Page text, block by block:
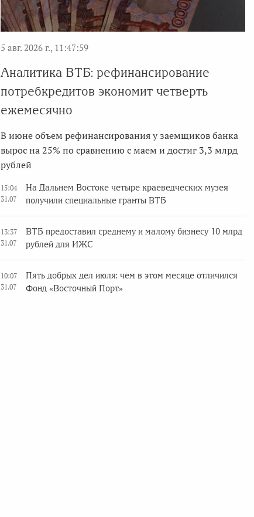
5 авг. 2026 г., 11:47:59
Аналитика ВТБ: рефинансирование
потребкредитов экономит четверть
ежемесячно
В июне объем рефинансирования у заемщиков банка
вырос на 25% по сравнению с маем и достиг 3,3 млрд
рублей
15:04
31.07
На Дальнем Востоке четыре краеведческих музея
получили специальные гранты ВТБ
13:37
31.07
ВТБ предоставил среднему и малому бизнесу 10 млрд
рублей для ИЖС
10:07
31.07
Пять добрых дел июля: чем в этом месяце отличился
Фонд «Восточный Порт»